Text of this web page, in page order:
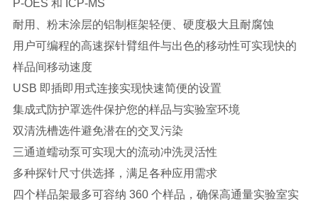
P-OES 和 ICP-MS
耐用、粉末涂层的铝制框架轻便、硬度极大且耐腐蚀
用户可编程的高速探针臂组件与出色的移动性可实现快的
样品间移动速度
USB 即插即用式连接实现快速简便的设置
集成式防护罩选件保护您的样品与实验室环境
双清洗槽选件避免潜在的交叉污染
三通道蠕动泵可实现大的流动冲洗灵活性
多种探针尺寸供选择，满足各种应用需求
四个样品架最多可容纳 360 个样品，确保高通量实验室实